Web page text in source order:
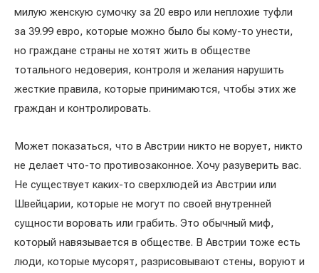
милую женскую сумочку за 20 евро или неплохие туфли
за 39.99 евро, которые можно было бы кому-то унести,
но граждане страны не хотят жить в обществе
тотального недоверия, контроля и желания нарушить
жесткие правила, которые принимаются, чтобы этих же
граждан и контролировать.
Может показаться, что в Австрии никто не ворует, никто
не делает что-то противозаконное. Хочу разуверить вас.
Не существует каких-то сверхлюдей из Австрии или
Швейцарии, которые не могут по своей внутренней
сущности воровать или грабить. Это обычный миф,
который навязывается в обществе. В Австрии тоже есть
люди, которые мусорят, разрисовывают стены, воруют и